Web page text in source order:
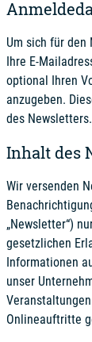
Um sich für den
Ihre E-
optional Ihren
anzugeben.
des Newsletters.
Inhalt des
Wir versenden
„Newsletter“)
gesetzlichen
Informationen
unser
Onlineauftritte